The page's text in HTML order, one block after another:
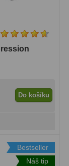
Do košíku
Bestseller
Náš tip